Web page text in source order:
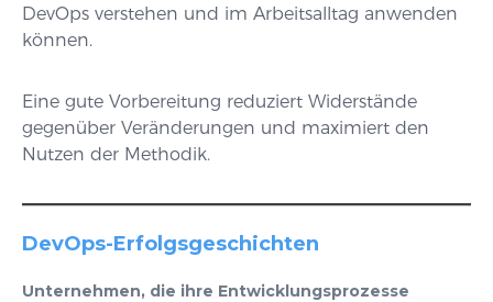
DevOps verstehen und im Arbeitsalltag anwenden
können.
Eine gute Vorbereitung reduziert Widerstände
gegenüber Veränderungen und maximiert den
Nutzen der Methodik.
DevOps-Erfolgsgeschichten
Unternehmen, die ihre Entwicklungsprozesse